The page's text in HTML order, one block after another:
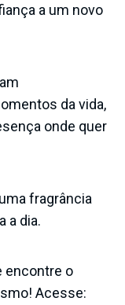
a um novo
da vida,
onde quer
fragrância
a dia.
encontre o
Acesse: